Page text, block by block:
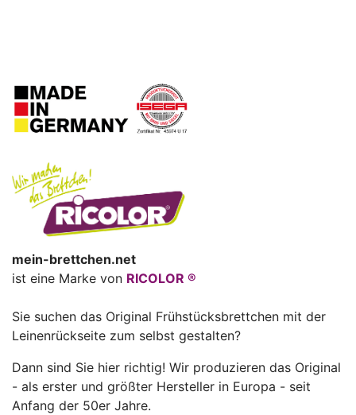
mein-brettchen.net
ist eine Marke von RICOLOR ®
Sie suchen das Original Frühstücksbrettchen mit der
Leinenrückseite zum selbst gestalten?
Dann sind Sie hier richtig! Wir produzieren das Original
- als erster und größter Hersteller in Europa - seit
Anfang der 50er Jahre.